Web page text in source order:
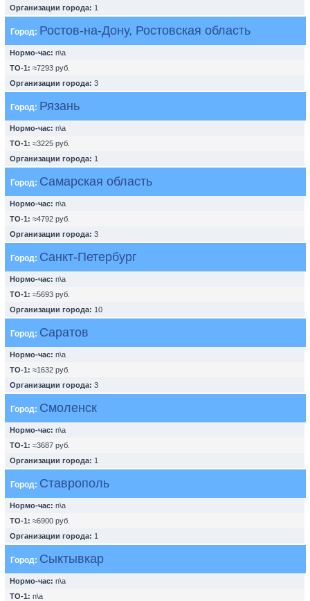
Организации города: 1
Город: Ростов-на-Дону, Ростовская область
Нормо-час: n\a
ТО-1: ≈7293 руб.
Организации города: 3
Город: Рязань
Нормо-час: n\a
ТО-1: ≈3225 руб.
Организации города: 1
Город: Самарская область
Нормо-час: n\a
ТО-1: ≈4792 руб.
Организации города: 3
Город: Санкт-Петербург
Нормо-час: n\a
ТО-1: ≈5693 руб.
Организации города: 10
Город: Саратов
Нормо-час: n\a
ТО-1: ≈1632 руб.
Организации города: 3
Город: Смоленск
Нормо-час: n\a
ТО-1: ≈3687 руб.
Организации города: 1
Город: Ставрополь
Нормо-час: n\a
ТО-1: ≈6900 руб.
Организации города: 1
Город: Сыктывкар
Нормо-час: n\a
ТО-1: n\a